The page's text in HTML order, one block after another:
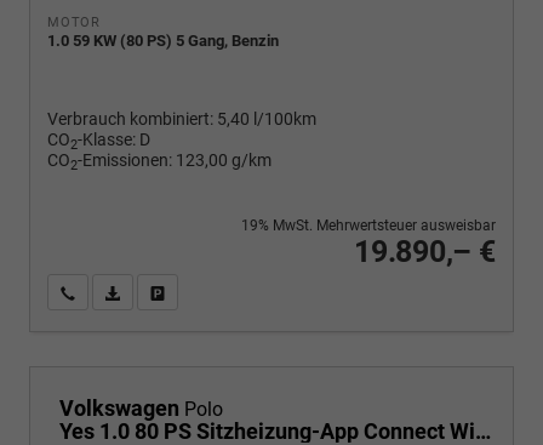
MOTOR
1.0 59 KW (80 PS) 5 Gang, Benzin
Verbrauch kombiniert: 5,40 l/100km
CO2-Klasse: D
CO2-Emissionen: 123,00 g/km
19.890,– €
19% MwSt. Mehrwertsteuer ausweisbar
Wir rufen Sie anPDF-Fahrzeugexposé drucken
Volkswagen Polo
Yes 1.0 80 PS Sitzheizung-App Connect Wireless-Einparkhilfe-Klima-Sofort